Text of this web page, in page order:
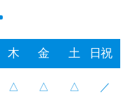
木 金 土
日祝
△ △ △ ／